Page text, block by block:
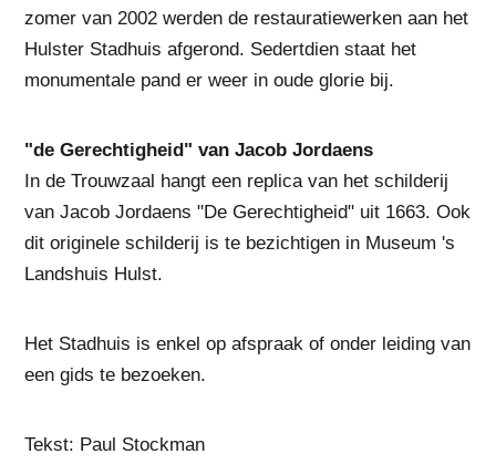
zomer van 2002 werden de restauratiewerken aan het
Hulster Stadhuis afgerond. Sedertdien staat het
monumentale pand er weer in oude glorie bij.
"de Gerechtigheid" van Jacob Jordaens
In de Trouwzaal hangt een replica van het schilderij
van Jacob Jordaens "De Gerechtigheid" uit 1663. Ook
dit originele schilderij is te bezichtigen in Museum 's
Landshuis Hulst.
Het Stadhuis is enkel op afspraak of onder leiding van
een gids te bezoeken.
Tekst: Paul Stockman